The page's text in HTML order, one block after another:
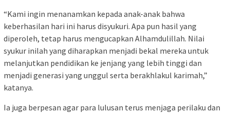
“Kami ingin menanamkan kepada anak-anak bahwa
keberhasilan hari ini harus disyukuri. Apa pun hasil yang
diperoleh, tetap harus mengucapkan Alhamdulillah. Nilai
syukur inilah yang diharapkan menjadi bekal mereka untuk
melanjutkan pendidikan ke jenjang yang lebih tinggi dan
menjadi generasi yang unggul serta berakhlakul karimah,”
katanya.
Ia juga berpesan agar para lulusan terus menjaga perilaku dan